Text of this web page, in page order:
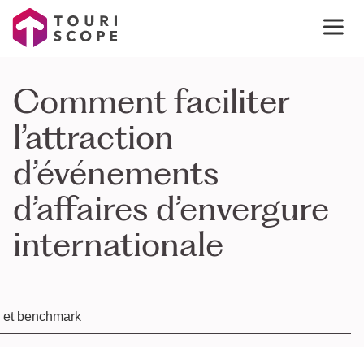
Comment faciliter
l’attraction
d’événements
d’affaires d’envergure
internationale
benchmark